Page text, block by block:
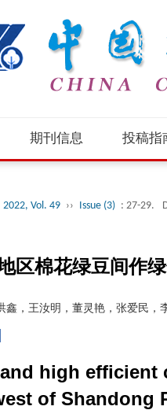
期刊信息 投稿指
2022, Vol. 49 ›› Issue (3) : 27-29.
区棉花绿豆间作
鑫，王汝明，董灵艳，张爱民，
high
of Shandong